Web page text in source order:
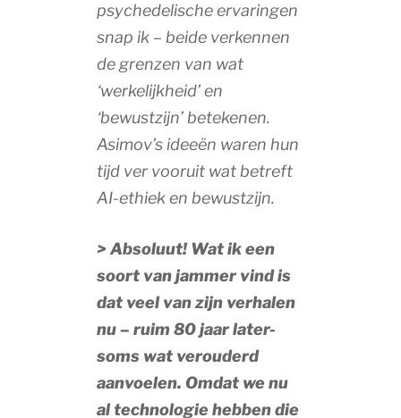
psychedelische ervaringen
snap ik – beide verkennen
de grenzen van wat
‘werkelijkheid’ en
‘bewustzijn’ betekenen.
Asimov’s ideeën waren hun
tijd ver vooruit wat betreft
AI-ethiek en bewustzijn.
> Absoluut! Wat ik een
soort van jammer vind is
dat veel van zijn verhalen
nu – ruim 80 jaar later-
soms wat verouderd
aanvoelen. Omdat we nu
al technologie hebben die